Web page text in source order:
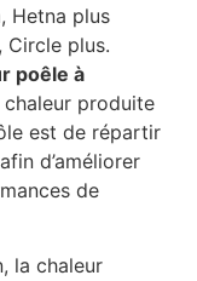
Hetna plus
Circle plus.
poêle à
produite
est de répartir
d’améliorer
de
la chaleur